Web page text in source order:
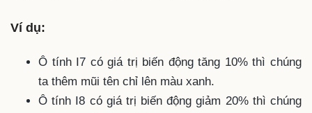
Ví dụ:
Ô tính I7 có giá trị biến động tăng 10% thì chúng
ta thêm mũi tên chỉ lên màu xanh.
Ô tính I8 có giá trị biến động giảm 20% thì chúng